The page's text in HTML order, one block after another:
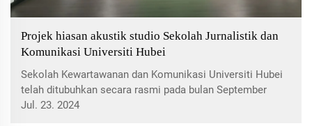
Projek hiasan akustik studio Sekolah Jurnalistik dan
Komunikasi Universiti Hubei
Sekolah Kewartawanan dan Komunikasi Universiti Hubei
telah ditubuhkan secara rasmi pada bulan September
2013. Pada tahun 1987, sekolah itu meluluskan penubuhan
Jul. 23. 2024